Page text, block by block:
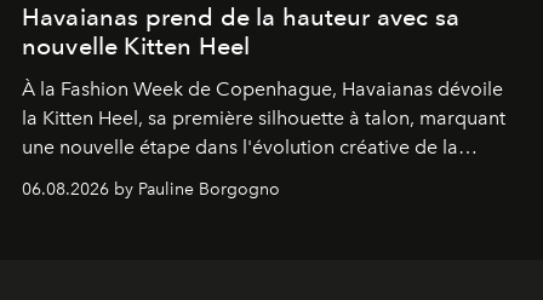
Havaianas prend de la hauteur avec sa
nouvelle Kitten Heel
À la Fashion Week de Copenhague, Havaianas dévoile
la Kitten Heel, sa première silhouette à talon, marquant
une nouvelle étape dans l'évolution créative de la
06.08.2026 by Pauline Borgogno